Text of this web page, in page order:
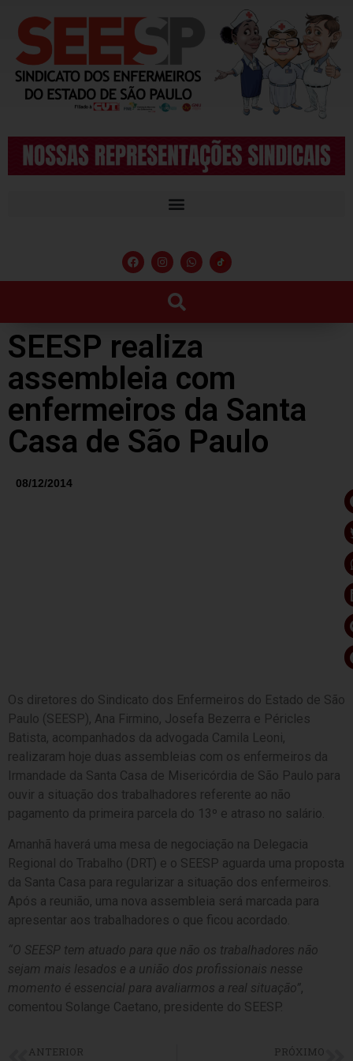
SEESP realiza
assembleia com
enfermeiros da Santa
Casa de São Paulo
08/12/2014
Os diretores do Sindicato dos Enfermeiros do Estado de São
Paulo (SEESP), Ana Firmino, Josefa Bezerra e Péricles
Batista, acompanhados da advogada Camila Leoni,
realizaram hoje duas assembleias com os enfermeiros da
Irmandade da Santa Casa de Misericórdia de São Paulo para
ouvir a situação dos trabalhadores referente ao não
pagamento da primeira parcela do 13º e atraso no salário.
Amanhã haverá uma mesa de negociação na Delegacia
Regional do Trabalho (DRT) e o SEESP aguarda uma proposta
da Santa Casa para regularizar a situação dos enfermeiros.
Após a reunião, uma nova assembleia será marcada para
apresentar aos trabalhadores o que ficou acordado.
“O SEESP tem atuado para que não os trabalhadores não
sejam mais lesados e a união dos profissionais nesse
momento é essencial para avaliarmos a real situação”,
comentou Solange Caetano, presidente do SEESP.
ANTERIOR PRÓXIMO